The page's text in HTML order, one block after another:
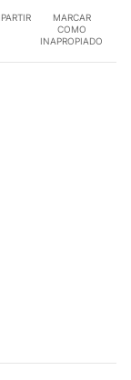
MARCAR
COMO
INAPROPIADO